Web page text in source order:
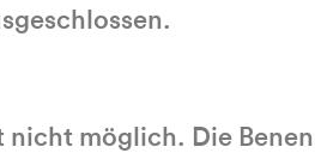
möglich. Die